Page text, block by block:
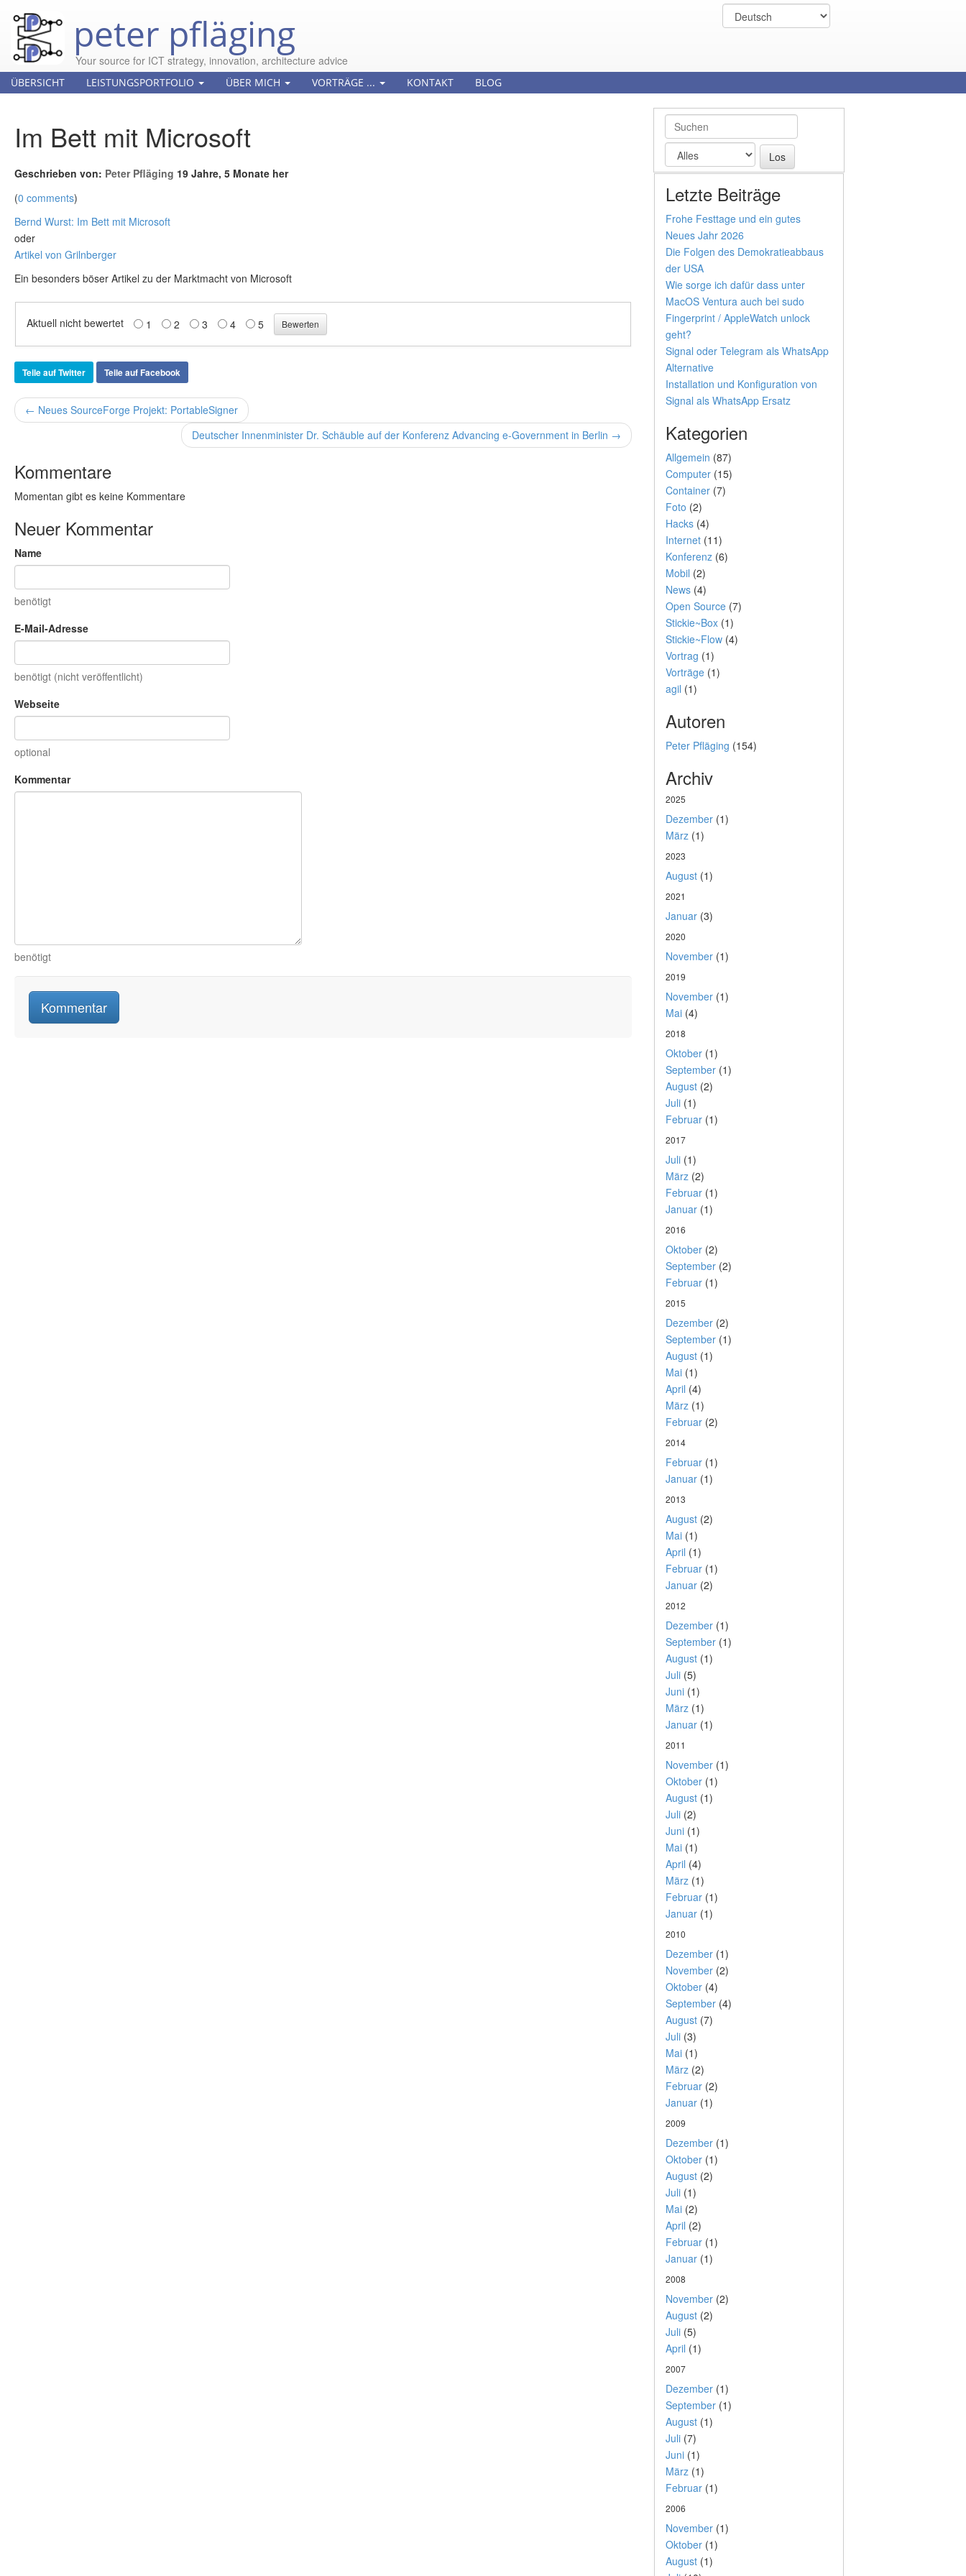
peter pfläging
Your source for ICT strategy, innovation, architecture advice
ÜBERSICHT LEISTUNGSPORTFOLIO ÜBER MICH VORTRÄGE ... KONTAKT BLOG
Im Bett mit Microsoft
Geschrieben von: Peter Pfläging 19 Jahre, 5 Monate her
(0 comments)
Bernd Wurst: Im Bett mit Microsoft
oder
Artikel von Grilnberger
Ein besonders böser Artikel zu der Marktmacht von Microsoft
Aktuell nicht bewertet 1 2 3 4 5
Teile auf Twitter Teile auf Facebook
← Neues SourceForge Projekt: PortableSigner
Deutscher Innenminister Dr. Schäuble auf der Konferenz Advancing e-Government in Berlin →
Kommentare
Momentan gibt es keine Kommentare
Neuer Kommentar
Name
benötigt
E-Mail-Adresse
benötigt (nicht veröffentlicht)
Webseite
optional
Kommentar
benötigt
Letzte Beiträge
Frohe Festtage und ein gutes
Neues Jahr 2026
Die Folgen des Demokratieabbaus
der USA
Wie sorge ich dafür dass unter
MacOS Ventura auch bei sudo
Fingerprint / AppleWatch unlock
geht?
Signal oder Telegram als WhatsApp
Alternative
Installation und Konfiguration von
Signal als WhatsApp Ersatz
Kategorien
Allgemein (87)
Computer(15)
Container(7)
Foto (2)
Hacks(4)
Internet(11)
Konferenz(6)
Mobil (2)
News(4)
Open Source(7)
Stickie~Box(1)
Stickie~Flow(4)
Vortrag (1)
Vorträge(1)
agil (1)
Autoren
Peter Pfläging (154)
Archiv
2025
Dezember(1)
März(1)
2023
August(1)
2021
Januar(3)
2020
November(1)
2019
November(1)
Mai(4)
2018
Oktober(1)
September(1)
August(2)
Juli(1)
Februar(1)
2017
Juli(1)
März(2)
Februar(1)
Januar(1)
2016
Oktober(2)
September(2)
Februar(1)
2015
Dezember(2)
September(1)
August(1)
Mai(1)
April (4)
März(1)
Februar(2)
2014
Februar(1)
Januar(1)
2013
August(2)
Mai(1)
April (1)
Februar(1)
Januar(2)
2012
Dezember(1)
September(1)
August(1)
Juli(5)
Juni(1)
März(1)
Januar(1)
2011
November(1)
Oktober(1)
August(1)
Juli(2)
Juni(1)
Mai(1)
April (4)
März(1)
Februar(1)
Januar(1)
2010
Dezember(1)
November(2)
Oktober(4)
September(4)
August(7)
Juli(3)
Mai(1)
März(2)
Februar(2)
Januar(1)
2009
Dezember(1)
Oktober(1)
August(2)
Juli(1)
Mai(2)
April (2)
Februar(1)
Januar(1)
2008
November(2)
August(2)
Juli(5)
April (1)
2007
Dezember(1)
September(1)
August(1)
Juli(7)
Juni(1)
März(1)
Februar(1)
2006
November(1)
Oktober(1)
August(1)